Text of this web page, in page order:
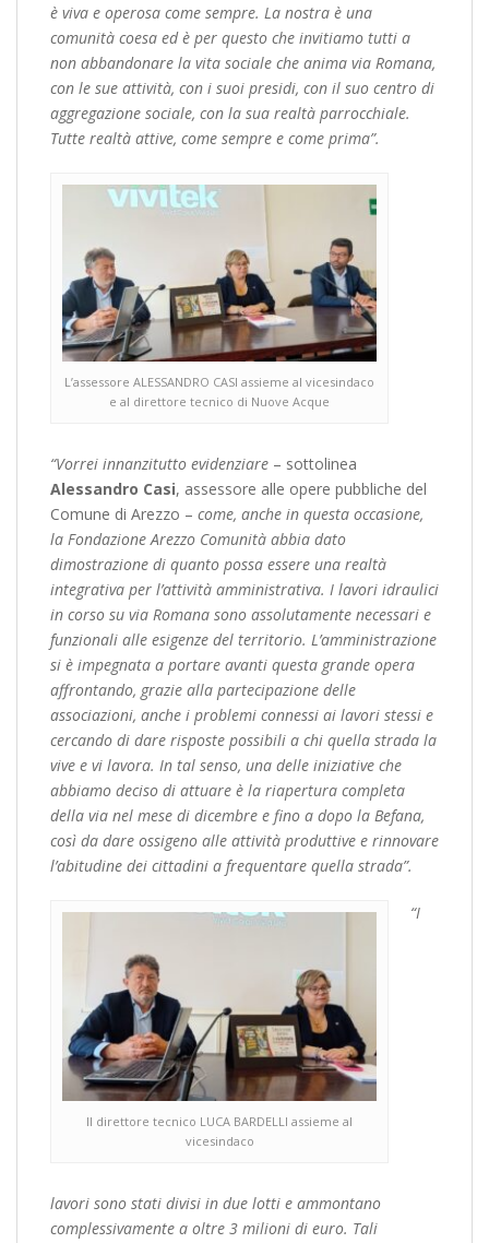
è viva e operosa come sempre. La nostra è una
comunità coesa ed è per questo che invitiamo tutti a
non abbandonare la vita sociale che anima via Romana,
con le sue attività, con i suoi presidi, con il suo centro di
aggregazione sociale, con la sua realtà parrocchiale.
Tutte realtà attive, come sempre e come prima”.
L’assessore ALESSANDRO CASI assieme al vicesindaco
e al direttore tecnico di Nuove Acque
“Vorrei innanzitutto evidenziare – sottolinea
Alessandro Casi, assessore alle opere pubbliche del
Comune di Arezzo – come, anche in questa occasione,
la Fondazione Arezzo Comunità abbia dato
dimostrazione di quanto possa essere una realtà
integrativa per l’attività amministrativa. I lavori idraulici
in corso su via Romana sono assolutamente necessari e
funzionali alle esigenze del territorio. L’amministrazione
si è impegnata a portare avanti questa grande opera
affrontando, grazie alla partecipazione delle
associazioni, anche i problemi connessi ai lavori stessi e
cercando di dare risposte possibili a chi quella strada la
vive e vi lavora. In tal senso, una delle iniziative che
abbiamo deciso di attuare è la riapertura completa
della via nel mese di dicembre e fino a dopo la Befana,
così da dare ossigeno alle attività produttive e rinnovare
l’abitudine dei cittadini a frequentare quella strada”.
Il direttore tecnico LUCA BARDELLI assieme al
vicesindaco
“I
lavori sono stati divisi in due lotti e ammontano
complessivamente a oltre 3 milioni di euro. Tali